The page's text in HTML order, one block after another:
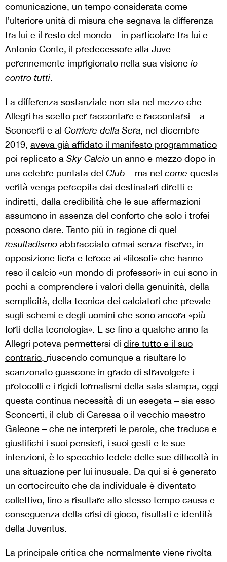
comunicazione, un tempo considerata come
l’ulteriore unità di misura che segnava la differenza
tra lui e il resto del mondo – in particolare tra lui e
Antonio Conte, il predecessore alla Juve
perennemente imprigionato nella sua visione io
contro tutti.
La differenza sostanziale non sta nel mezzo che
Allegri ha scelto per raccontare e raccontarsi – a
Sconcerti e al Corriere della Sera, nel dicembre
2019, aveva già affidato il manifesto programmatico
poi replicato a Sky Calcio un anno e mezzo dopo in
una celebre puntata del Club – ma nel come questa
verità venga percepita dai destinatari diretti e
indiretti, dalla credibilità che le sue affermazioni
assumono in assenza del conforto che solo i trofei
possono dare. Tanto più in ragione di quel
resultadismo abbracciato ormai senza riserve, in
opposizione fiera e feroce ai «filosofi» che hanno
reso il calcio «un mondo di professori» in cui sono in
pochi a comprendere i valori della genuinità, della
semplicità, della tecnica dei calciatori che prevale
sugli schemi e degli uomini che sono ancora «più
forti della tecnologia». E se fino a qualche anno fa
Allegri poteva permettersi di dire tutto e il suo
contrario, riuscendo comunque a risultare lo
scanzonato guascone in grado di stravolgere i
protocolli e i rigidi formalismi della sala stampa, oggi
questa continua necessità di un esegeta – sia esso
Sconcerti, il club di Caressa o il vecchio maestro
Galeone – che ne interpreti le parole, che traduca e
giustifichi i suoi pensieri, i suoi gesti e le sue
intenzioni, è lo specchio fedele delle sue difficoltà in
una situazione per lui inusuale. Da qui si è generato
un cortocircuito che da individuale è diventato
collettivo, fino a risultare allo stesso tempo causa e
conseguenza della crisi di gioco, risultati e identità
della Juventus.
La principale critica che normalmente viene rivolta